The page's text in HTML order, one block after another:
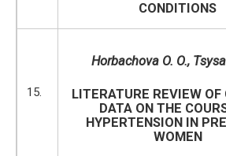
CONDITIONS
15.
Horbachova O. O.,
LITERATURE REVIEW OF
DATA ON THE
HYPERTENSION IN
WOMEN